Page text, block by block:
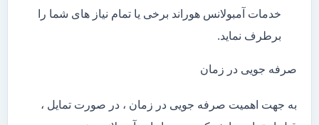
خدمات آمبولانس هوراند برخی یا تمام نیاز های شما را
برطرف نماید.
صرفه جویی در زمان
به جهت اهمیت صرفه جویی در زمان ، در صورت تمایل ،